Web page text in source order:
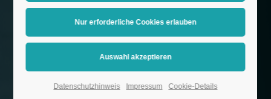
Datenschutzhinweis Impressum Cookie-Details